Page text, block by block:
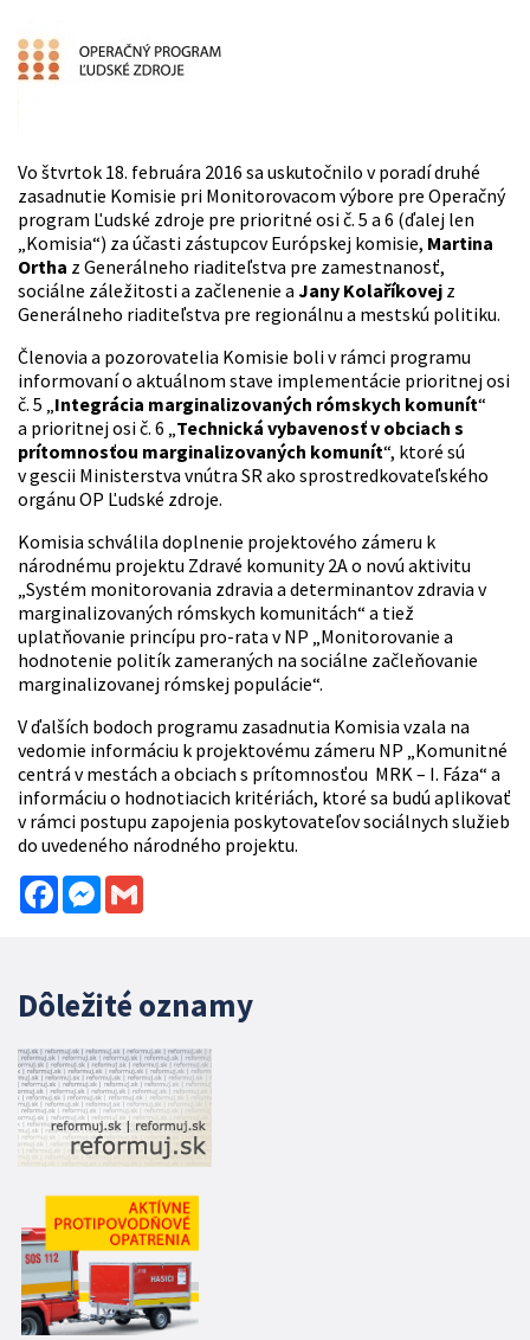
Vo štvrtok 18. februára 2016 sa uskutočnilo v poradí druhé
zasadnutie Komisie pri Monitorovacom výbore pre Operačný
program Ľudské zdroje pre prioritné osi č. 5 a 6 (ďalej len
„Komisia“) za účasti zástupcov Európskej komisie, Martina
Ortha z Generálneho riaditeľstva pre zamestnanosť,
sociálne záležitosti a začlenenie a Jany Kolaříkovej z
Generálneho riaditeľstva pre regionálnu a mestskú politiku.
Členovia a pozorovatelia Komisie boli v rámci programu
informovaní o aktuálnom stave implementácie prioritnej osi
č. 5 „Integrácia marginalizovaných rómskych komunít“
a prioritnej osi č. 6 „Technická vybavenosť v obciach s
prítomnosťou marginalizovaných komunít“, ktoré sú
v gescii Ministerstva vnútra SR ako sprostredkovateľského
orgánu OP Ľudské zdroje.
Komisia schválila doplnenie projektového zámeru k
národnému projektu Zdravé komunity 2A o novú aktivitu
„Systém monitorovania zdravia a determinantov zdravia v
marginalizovaných rómskych komunitách“ a tiež
uplatňovanie princípu pro-rata v NP „Monitorovanie a
hodnotenie politík zameraných na sociálne začleňovanie
marginalizovanej rómskej populácie“.
V ďalších bodoch programu zasadnutia Komisia vzala na
vedomie informáciu k projektovému zámeru NP „Komunitné
centrá v mestách a obciach s prítomnosťou MRK – I. Fáza“ a
informáciu o hodnotiacich kritériách, ktoré sa budú aplikovať
v rámci postupu zapojenia poskytovateľov sociálnych služieb
do uvedeného národného projektu.
FacebookMessenger
Dôležité oznamy